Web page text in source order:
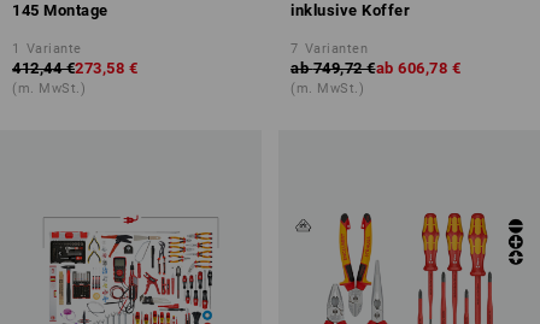
145 Montage
1 Variante
412,44 €273,58 €
(m. MwSt.)
inklusive Koffer
7 Varianten
ab 749,72 €ab 606,78 €
(m. MwSt.)